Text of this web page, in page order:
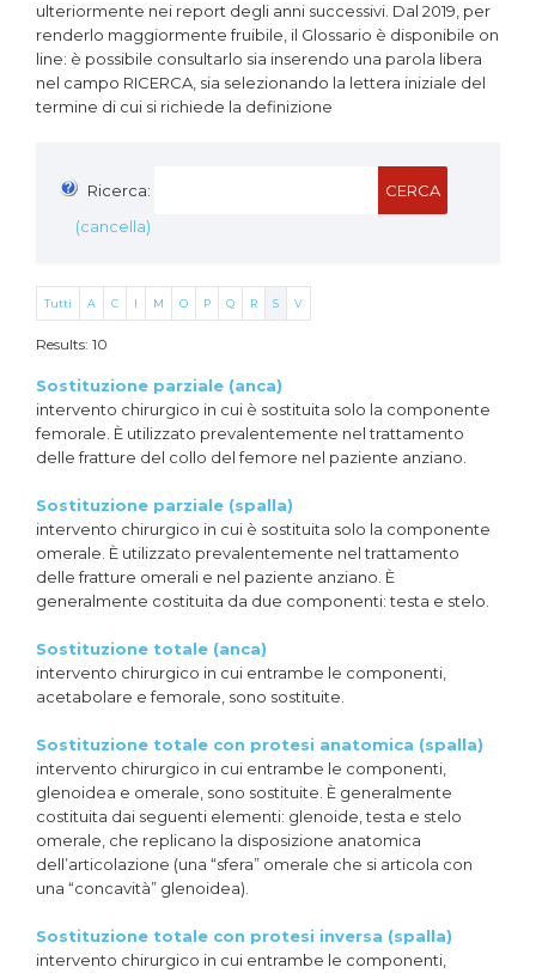
ulteriormente nei report degli anni successivi. Dal 2019, per
renderlo maggiormente fruibile, il Glossario è disponibile on
line: è possibile consultarlo sia inserendo una parola libera
nel campo RICERCA, sia selezionando la lettera iniziale del
termine di cui si richiede la definizione
Ricerca:
CERCA
(cancella)
Tutti A C I M O P Q R S V
Results: 10
Sostituzione parziale (anca)
intervento chirurgico in cui è sostituita solo la componente
femorale. È utilizzato prevalentemente nel trattamento
delle fratture del collo del femore nel paziente anziano.
Sostituzione parziale (spalla)
intervento chirurgico in cui è sostituita solo la componente
omerale. È utilizzato prevalentemente nel trattamento
delle fratture omerali e nel paziente anziano. È
generalmente costituita da due componenti: testa e stelo.
Sostituzione totale (anca)
intervento chirurgico in cui entrambe le componenti,
acetabolare e femorale, sono sostituite.
Sostituzione totale con protesi anatomica (spalla)
intervento chirurgico in cui entrambe le componenti,
glenoidea e omerale, sono sostituite. È generalmente
costituita dai seguenti elementi: glenoide, testa e stelo
omerale, che replicano la disposizione anatomica
dell’articolazione (una “sfera” omerale che si articola con
una “concavità” glenoidea).
Sostituzione totale con protesi inversa (spalla)
intervento chirurgico in cui entrambe le componenti,